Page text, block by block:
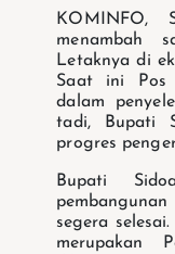
KOMINFO,
menambah
Letaknya di
Saat ini Pos
dalam
tadi, Bupati
progres
Bupati
segera
merupakan